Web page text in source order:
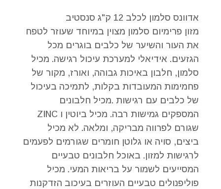
אדוונס סלמון לכלב 12 ק"ג סנסטיב
מזון פרימיום סלמון מצוין במיוחד שעוזר לטפח
את העור והשיער של כלבים בוגרים מכל
הגזעים. אידיאלי למערכת עיכול רגישה. מכיל
סלמון, חלבון באיכות גבוהה, ואורז, מקור של
פחמימות המעובדות בקלות, לתמיכה בעיכול
של כלבים עם רגישות .מכיל חלבונים
המספקים גמישות רבה. מכיל ביוטין ו ZINC
שגורם לפרווה מבריקה, ומלאה. לא מכיל
ביצים, סויה או גלוטן חומרים שגורמים לפעמים
לרגישות למזון. באוכל חלבונים טבעיים
המסייעים לשמור על בריאות המעי. מכיל
פוליפנולים טבעיים העוזרים בעיכוב הזדקנות